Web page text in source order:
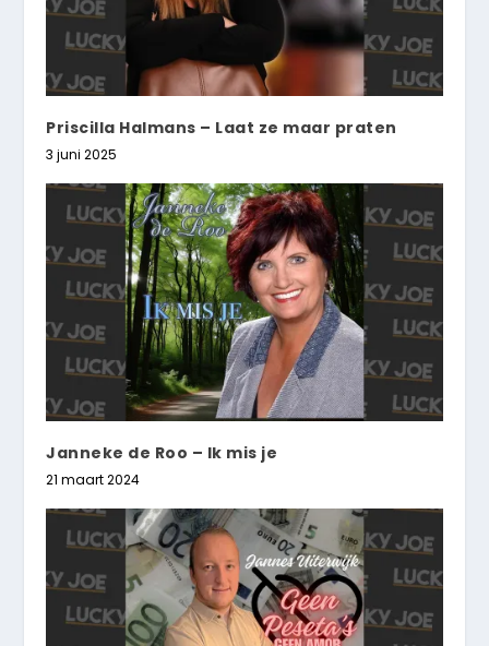
Priscilla Halmans – Laat ze maar praten
3 juni 2025
Janneke de Roo – Ik mis je
21 maart 2024